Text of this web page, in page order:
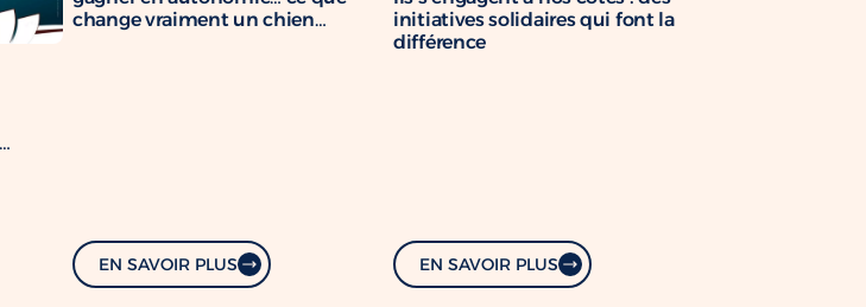
change vraiment un chien
EN SAVOIR PLUS
initiatives solidaires qui font la
différence
EN SAVOIR PLUS